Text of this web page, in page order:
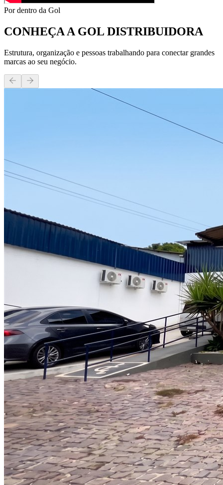
Por dentro da Gol
CONHEÇA AGOL DISTRIBUIDORA
Estrutura, organização e pessoas trabalhando para conectar grandes
marcas ao seu negócio.